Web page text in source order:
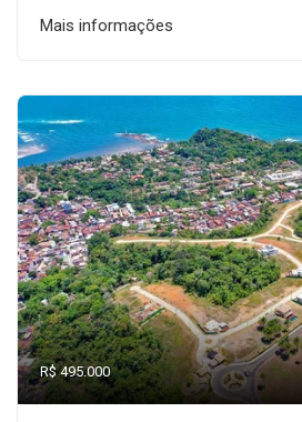
Mais informações
R$ 495.000